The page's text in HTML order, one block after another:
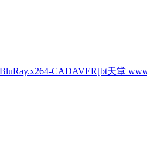
CADAVER[bt天堂